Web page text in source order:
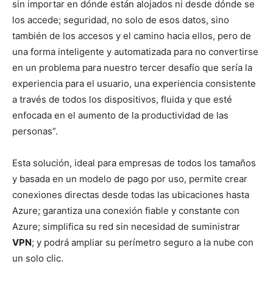
sin importar en dónde están alojados ni desde dónde se
los accede; seguridad, no solo de esos datos, sino
también de los accesos y el camino hacia ellos, pero de
una forma inteligente y automatizada para no convertirse
en un problema para nuestro tercer desafío que sería la
experiencia para el usuario, una experiencia consistente
a través de todos los dispositivos, fluida y que esté
enfocada en el aumento de la productividad de las
personas”.
Esta solución, ideal para empresas de todos los tamaños
y basada en un modelo de pago por uso, permite crear
conexiones directas desde todas las ubicaciones hasta
Azure; garantiza una conexión fiable y constante con
Azure; simplifica su red sin necesidad de suministrar
VPN; y podrá ampliar su perímetro seguro a la nube con
un solo clic.